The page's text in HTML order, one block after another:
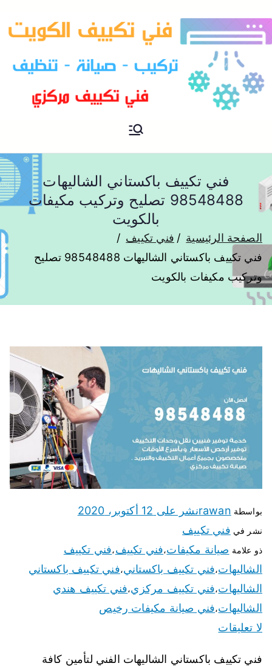
فني تكييف مركزي الكويت
فني تكييف باكستاني الشاليهات
98548488 تصليح وتركيب مكيفات
بالكويت
الصفحة الرئيسية
فني تكييف
فني تكييف باكستاني الشاليهات 98548488 تصليح
وتركيب مكيفات بالكويت
بواسطة rawanنشر على 12 أكتوبر، 2020
نشر في فني تكييف
ذو علامة صيانة مكيفات،فني تكييف،فني تكييف
الشاليهات،فني تكييف باكستاني،فني تكييف باكستاني
الشاليهات،فني تكييف مركزي،فني تكييف هندي
الشاليهات،فني صيانة مكيفات رخيص
لا تعليقات
فني تكييف باكستاني الشاليهات الفني لتأمين كافة